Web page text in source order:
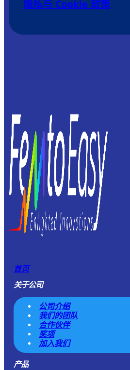
隐私与 Cookie 政策
首页
关于公司
公司介绍
我们的团队
合作伙伴
奖项
加入我们
产品